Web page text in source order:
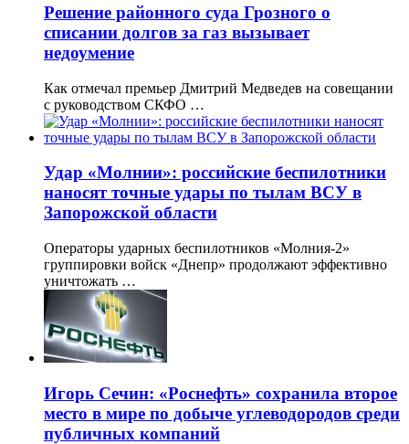
Решение районного суда Грозного о
списании долгов за газ вызывает
недоумение
Как отмечал премьер Дмитрий Медведев на совещании
с руководством СКФО …
Удар «Молнии»: российские беспилотники
наносят точные удары по тылам ВСУ в
Запорожской области
Операторы ударных беспилотников «Молния-2»
группировки войск «Днепр» продолжают эффективно
уничтожать …
Игорь Сечин: «Роснефть» сохранила второе
место в мире по добыче углеводородов среди
публичных компаний